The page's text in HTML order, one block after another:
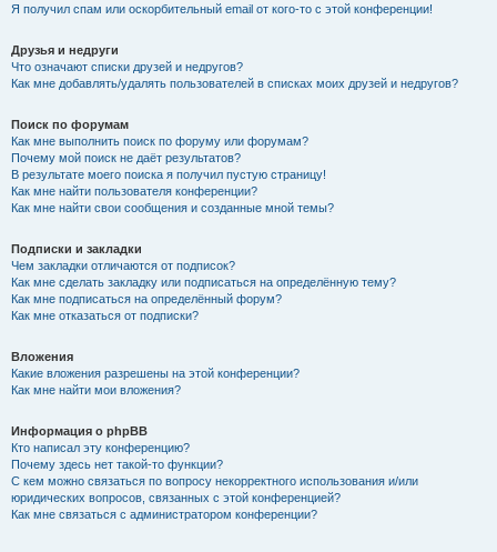
Я получил спам или оскорбительный email от кого-то с этой конференции!
Друзья и недруги
Что означают списки друзей и недругов?
Как мне добавлять/удалять пользователей в списках моих друзей и недругов?
Поиск по форумам
Как мне выполнить поиск по форуму или форумам?
Почему мой поиск не даёт результатов?
В результате моего поиска я получил пустую страницу!
Как мне найти пользователя конференции?
Как мне найти свои сообщения и созданные мной темы?
Подписки и закладки
Чем закладки отличаются от подписок?
Как мне сделать закладку или подписаться на определённую тему?
Как мне подписаться на определённый форум?
Как мне отказаться от подписки?
Вложения
Какие вложения разрешены на этой конференции?
Как мне найти мои вложения?
Информация о phpBB
Кто написал эту конференцию?
Почему здесь нет такой-то функции?
С кем можно связаться по вопросу некорректного использования и/или
юридических вопросов, связанных с этой конференцией?
Как мне связаться с администратором конференции?